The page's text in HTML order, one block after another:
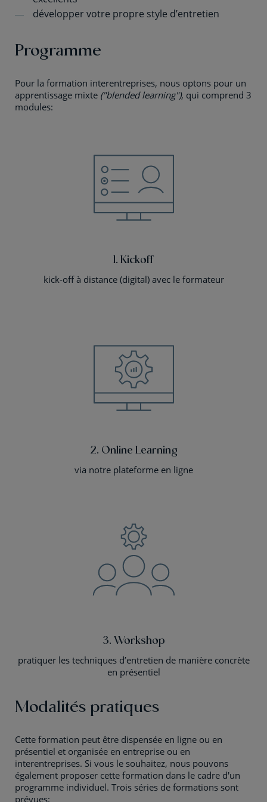
développer votre propre style d’entretien
Programme
Pour la formation interentreprises, nous optons pour un
apprentissage mixte ("blended learning"), qui comprend 3
modules:
1. Kickoff
kick-off à distance (digital) avec le formateur
2. Online Learning
via notre plateforme en ligne
3. Workshop
pratiquer les techniques d’entretien de manière concrète
en présentiel
Modalités pratiques
Cette formation peut être dispensée en ligne ou en
présentiel et organisée en entreprise ou en
interentreprises. Si vous le souhaitez, nous pouvons
également proposer cette formation dans le cadre d'un
programme individuel. Trois séries de formations sont
prévues: